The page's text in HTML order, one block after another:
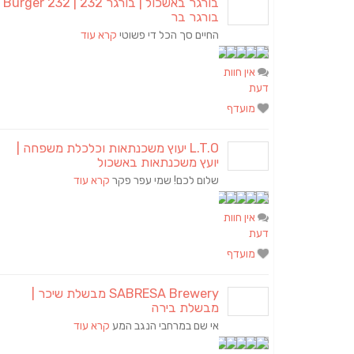
בורגר בר
החיים סך הכל די פשוטי קרא עוד
אין חוות
דעת
מועדף
L.T.O יעוץ משכנתאות וכלכלת משפחה |
יועץ משכנתאות באשכול
שלום לכם! שמי עפר פקר קרא עוד
אין חוות
דעת
מועדף
SABRESA Brewery מבשלת שיכר |
מבשלת בירה
אי שם במרחבי הנגב המע קרא עוד